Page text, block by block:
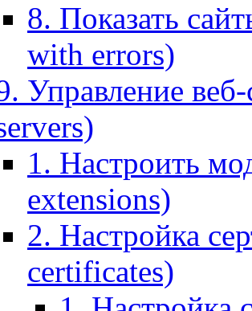
8. Показать
with errors)
Управление
1. Настроить
extensions)
2. Настройка
certificates)